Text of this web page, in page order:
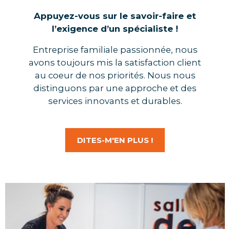
Appuyez-vous sur le savoir-faire et
l’exigence d’un spécialiste !
Entreprise familiale passionnée, nous
avons toujours mis la satisfaction client
au coeur de nos priorités. Nous nous
distinguons par une approche et des
services innovants et durables.
DITES-M'EN PLUS !